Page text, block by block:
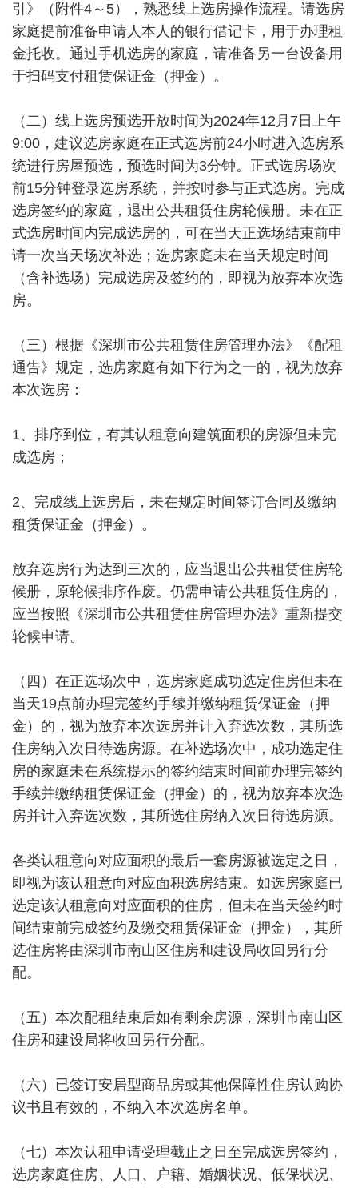
引》（附件4～5），熟悉线上选房操作流程。请选房
家庭提前准备申请人本人的银行借记卡，用于办理租
金托收。通过手机选房的家庭，请准备另一台设备用
于扫码支付租赁保证金（押金）。
（二）线上选房预选开放时间为2024年12月7日上午
9:00，建议选房家庭在正式选房前24小时进入选房系
统进行房屋预选，预选时间为3分钟。正式选房场次
前15分钟登录选房系统，并按时参与正式选房。完成
选房签约的家庭，退出公共租赁住房轮候册。未在正
式选房时间内完成选房的，可在当天正选场结束前申
请一次当天场次补选；选房家庭未在当天规定时间
（含补选场）完成选房及签约的，即视为放弃本次选
房。
（三）根据《深圳市公共租赁住房管理办法》《配租
通告》规定，选房家庭有如下行为之一的，视为放弃
本次选房：
1、排序到位，有其认租意向建筑面积的房源但未完
成选房；
2、完成线上选房后，未在规定时间签订合同及缴纳
租赁保证金（押金）。
放弃选房行为达到三次的，应当退出公共租赁住房轮
候册，原轮候排序作废。仍需申请公共租赁住房的，
应当按照《深圳市公共租赁住房管理办法》重新提交
轮候申请。
（四）在正选场次中，选房家庭成功选定住房但未在
当天19点前办理完签约手续并缴纳租赁保证金（押
金）的，视为放弃本次选房并计入弃选次数，其所选
住房纳入次日待选房源。在补选场次中，成功选定住
房的家庭未在系统提示的签约结束时间前办理完签约
手续并缴纳租赁保证金（押金）的，视为放弃本次选
房并计入弃选次数，其所选住房纳入次日待选房源。
各类认租意向对应面积的最后一套房源被选定之日，
即视为该认租意向对应面积选房结束。如选房家庭已
选定该认租意向对应面积的住房，但未在当天签约时
间结束前完成签约及缴交租赁保证金（押金），其所
选住房将由深圳市南山区住房和建设局收回另行分
配。
（五）本次配租结束后如有剩余房源，深圳市南山区
住房和建设局将收回另行分配。
（六）已签订安居型商品房或其他保障性住房认购协
议书且有效的，不纳入本次选房名单。
（七）本次认租申请受理截止之日至完成选房签约，
选房家庭住房、人口、户籍、婚姻状况、低保状况、